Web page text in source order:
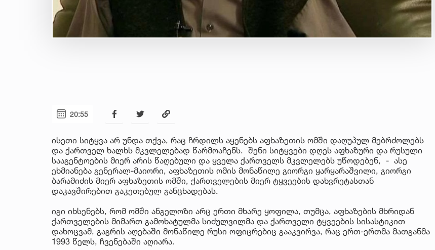
20:55
ისეთი სიტყვა არ უნდა თქვა, რაც ჩრდილს აყენებს აფხაზეთის ომში დაღუპულ მებრძოლებს
და ქართველ ხალხს მკვლელებად წარმოაჩენს. შენი სიტყვები დღეს აფხაზური და რუსული
სააგენტოების მიერ არის წაღებული და ყველა ქართველს მკვლელებს უწოდებენ, - ასე
ეხმიანება გენერალ-მაიორი, აფხაზეთის ომის მონაწილე გიორგი ყარყარაშვილი, გიორგი
ბარამიძის მიერ აფხაზეთის ომში, ქართველების მიერ ტყვეების დახვრეტასთან
დაკავშირებით გაკეთებულ განცხადებას.
იგი იხსენებს, რომ ომში ანგელოზი არც ერთი მხარე ყოფილა, თუმცა, აფხაზების მხრიდან
ქართველების მიმართ გამოხატულმა სიძულვილმა და ქართველი ტყვეების სისასტიკით
დახოცვამ, გაგრის აღებაში მონაწილე რუსი ოფიცრებიც გააკვირვა, რაც ერთ-ერთმა მათგანმა
1993 წელს, ჩვენებაში აღიარა.